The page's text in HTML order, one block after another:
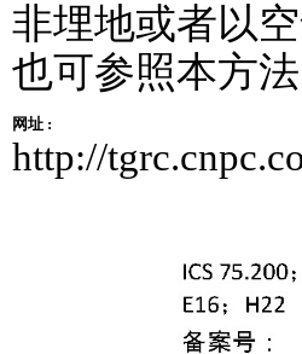
非埋地或者以
也可参照本方法
网址 :
http://